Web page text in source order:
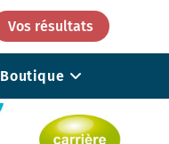
Vos résultats
Boutique